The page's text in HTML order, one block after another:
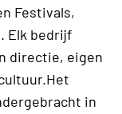
Festivals,
Elk bedrijf
directie, eigen
in